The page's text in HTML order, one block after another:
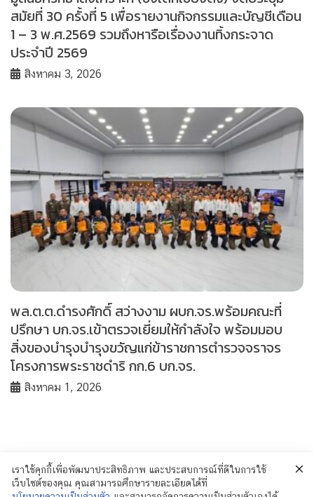
สมัยที่ 30 ครั้งที่ 5 เพื่อรายงานกิจกรรมและบัญชีเดือน
1 – 3 พ.ศ.2569 รวมถึงหารือเรื่องงานทิ้งกระจาด
ประจำปี 2569
สิงหาคม 3, 2026
พล.ต.ต.ดำรงศักดิ์ สว่างงาม ผบก.จร.พร้อมคณะที่
ปรึกษา บก.จร.เข้าตรวจเยี่ยมให้กำลังใจ พร้อมมอบ
สิ่งของบำรุงบำรุงขวัญแก่ข้าราชการตำรวจจราจร
โครงการพระราชดำริ กก.6 บก.จร.
สิงหาคม 1, 2026
เราใช้คุกกี้เพื่อพัฒนาประสิทธิภาพ และประสบการณ์ที่ดีในการใช้
เว็บไซต์ของคุณ คุณสามารถศึกษารายละเอียดได้ที่